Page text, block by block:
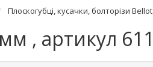
Плоскогубці, кусачки, болторізи
, артикул